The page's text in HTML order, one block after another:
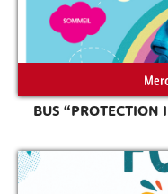
BUS “PROTECTION